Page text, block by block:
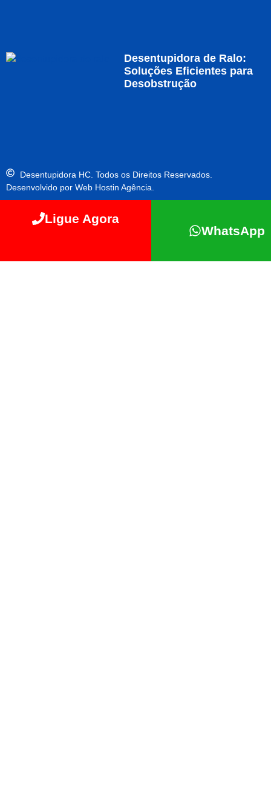
Desentupidora de Ralo:
Soluções Eficientes para
Desobstrução
Desentupidora HC. Todos os Direitos Reservados.
Desenvolvido por Web Hostin Agência.
Ligue Agora
WhatsApp